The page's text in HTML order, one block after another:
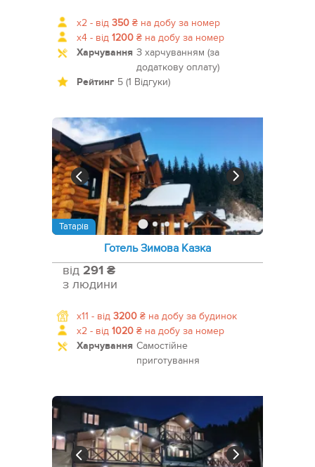
x2 - від 350 ₴ на добу за номер
x4 - від 1200 ₴ на добу за номер
Харчування З харчуванням (за
додаткову оплату)
Рейтинг 5 (1 Відгуки)
Татарів
Готель Зимова Казка
від 291 ₴
з людини
x11 - від 3200 ₴ на добу за будинок
x2 - від 1020 ₴ на добу за номер
Харчування Самостійне
приготування